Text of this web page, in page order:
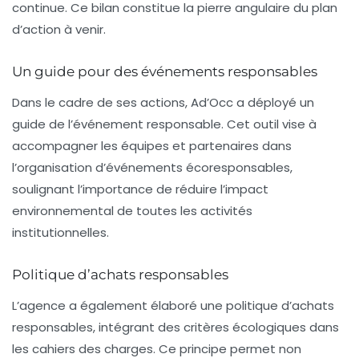
continue. Ce bilan constitue la pierre angulaire du plan
d’action à venir.
Un guide pour des événements responsables
Dans le cadre de ses actions, Ad’Occ a déployé un
guide de l’événement responsable. Cet outil vise à
accompagner les équipes et partenaires dans
l’organisation d’événements écoresponsables,
soulignant l’importance de réduire l’impact
environnemental de toutes les activités
institutionnelles.
Politique d’achats responsables
L’agence a également élaboré une politique d’achats
responsables, intégrant des critères écologiques dans
les cahiers des charges. Ce principe permet non